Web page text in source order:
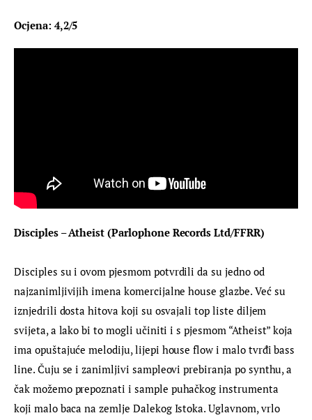
Ocjena: 4,2/5
Disciples – Atheist (Parlophone Records Ltd/FFRR)
Disciples su i ovom pjesmom potvrdili da su jedno od
najzanimljivijih imena komercijalne house glazbe. Već su
iznjedrili dosta hitova koji su osvajali top liste diljem
svijeta, a lako bi to mogli učiniti i s pjesmom “Atheist” koja
ima opuštajuće melodiju, lijepi house flow i malo tvrđi bass
line. Čuju se i zanimljivi sampleovi prebiranja po synthu, a
čak možemo prepoznati i sample puhačkog instrumenta
koji malo baca na zemlje Dalekog Istoka. Uglavnom, vrlo